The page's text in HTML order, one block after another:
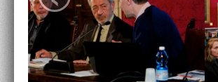
BIBLIOTECA FRANCESCO MOSCHINI
A.A.M. ARCHITETTURA ARTE MODERNA
RECENSIONI GENERALI